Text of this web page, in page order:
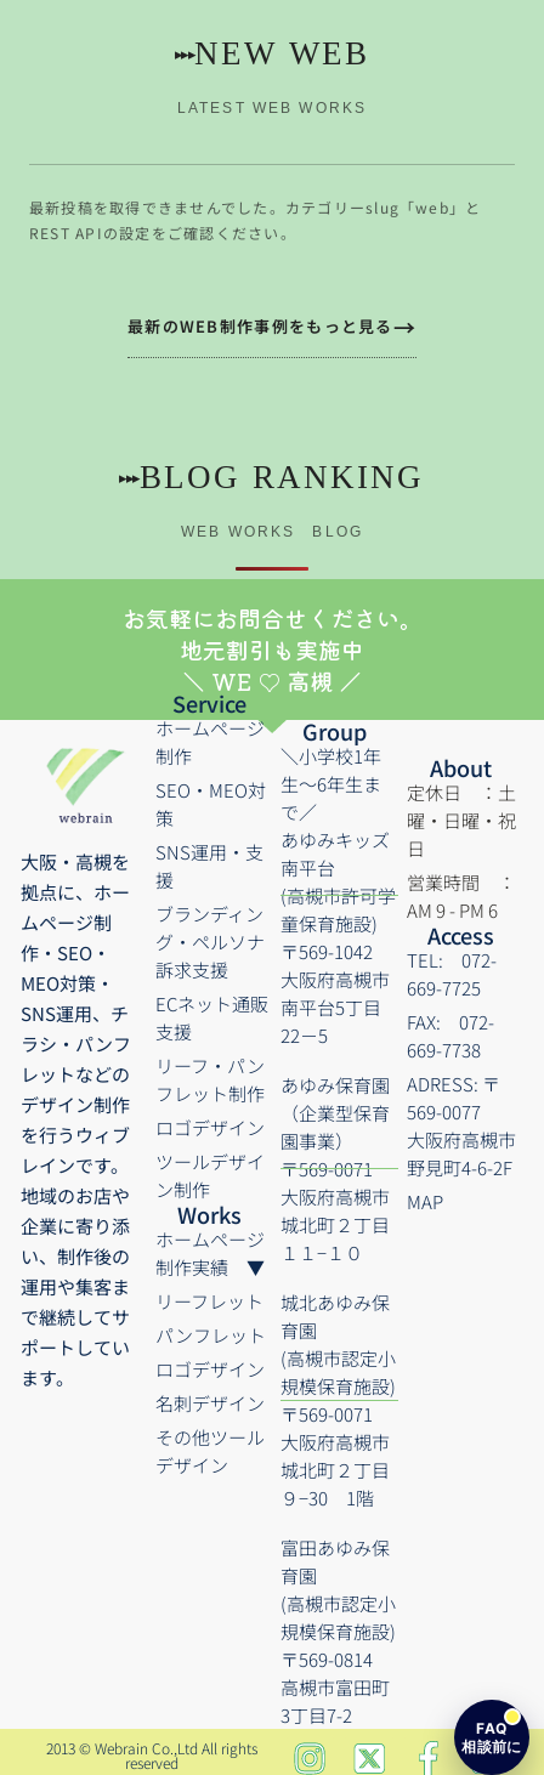
▸▸▸NEW WEB
LATEST WEB WORKS
最新投稿を取得できませんでした。カテゴリーslug「web」と
REST APIの設定をご確認ください。
最新のWEB制作事例をもっと見る
▸▸▸BLOG RANKING
WEB WORKS BLOG
お気軽にお問合せください。
地元割引も実施中
＼ WE ♡ 高槻 ／
大阪・高槻を
拠点に、ホー
ムページ制
作・SEO・
MEO対策・
SNS運用、チ
ラシ・パンフ
レットなどの
デザイン制作
を行うウィブ
レインです。
地域のお店や
企業に寄り添
い、制作後の
運用や集客ま
で継続してサ
ポートしてい
ます。
Service
ホームページ
制作
SEO・MEO対
策
SNS運用・支
援
ブランディン
グ・ペルソナ
訴求支援
ECネット通販
支援
リーフ・パン
フレット制作
ロゴデザイン
ツールデザイ
ン制作
Works
ホームページ
制作実績 ▼
リーフレット
パンフレット
ロゴデザイン
名刺デザイン
その他ツール
デザイン
Group
＼小学校1年
生～6年生ま
で／
あゆみキッズ
南平台
(高槻市許可学
童保育施設)
〒569-1042
大阪府高槻市
南平台5丁目
22－5
あゆみ保育園
（企業型保育
園事業）
〒569-0071
大阪府高槻市
城北町２丁目
１１−１０
城北あゆみ保
育園
(高槻市認定小
規模保育施設)
〒569-0071
大阪府高槻市
城北町２丁目
９−30 1階
富田あゆみ保
育園
(高槻市認定小
規模保育施設)
〒569-0814
高槻市富田町
3丁目7-2
About
定休日 ：土
曜・日曜・祝
日
営業時間 ：
AM 9 - PM 6
Access
TEL: 072-
669-7725
FAX: 072-
669-7738
ADRESS: 〒
569-0077
大阪府高槻市
野見町4-6-2F
MAP
FAQ
相談前に
2013 © Webrain Co.,Ltd All rights
reserved